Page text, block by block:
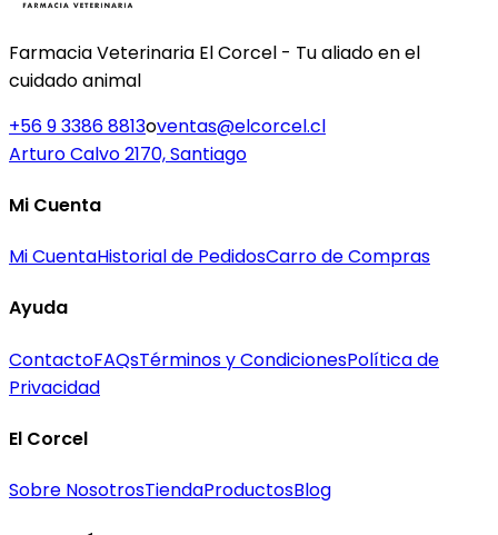
Farmacia Veterinaria El Corcel - Tu aliado en el
cuidado animal
+56 9 3386 8813oventas@elcorcel.cl
Arturo Calvo 2170, Santiago
Mi Cuenta
Mi CuentaHistorial de PedidosCarro de Compras
Ayuda
ContactoFAQsTérminos y CondicionesPolítica de
Privacidad
El Corcel
Sobre NosotrosTiendaProductosBlog